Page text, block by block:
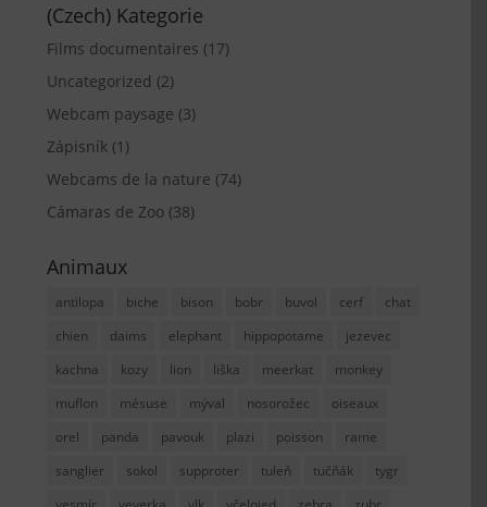
(Czech) Kategorie
Films documentaires (17)
Uncategorized (2)
Webcam paysage (3)
Zápisník (1)
Webcams de la nature (74)
Cámaras de Zoo (38)
Animaux
antilopa biche bison bobr buvol cerf
chat
chien
daims elephant hippopotame
jezevec
kachna
kozy lion liška meerkat
monkey
muflon
mésuse mýval nosorožec
oiseaux
orel
panda pavouk plazi poisson
rame
sanglier
sokol supproter tuleň tučňák
tygr